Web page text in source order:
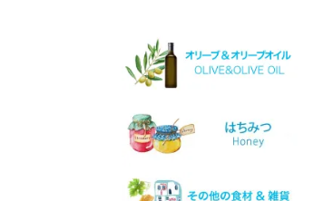
ロゼ
スパークリング
サヴァティアノ
アシリティコ
マスカット
キドニツァ
ロボラ
ヴィディアノ